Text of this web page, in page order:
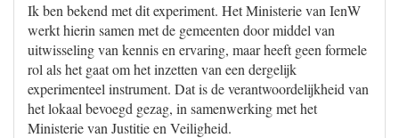
Ik ben bekend met dit experiment. Het Ministerie van IenW
werkt hierin samen met de gemeenten door middel van
uitwisseling van kennis en ervaring, maar heeft geen formele
rol als het gaat om het inzetten van een dergelijk
experimenteel instrument. Dat is de verantwoordelijkheid van
het lokaal bevoegd gezag, in samenwerking met het
Ministerie van Justitie en Veiligheid.